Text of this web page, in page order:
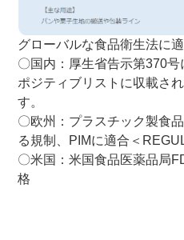
グローバルな食品衛生法に
〇国内：厚生省告示第370号
ポジティブリストに収載さ
す。
〇欧州：プラスチック製食
る規制、PIMに適合＜
〇米国：米国食品医薬品局
格